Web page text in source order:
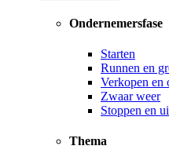
Ondernemersfase
Starten
Runnen en
Verkopen en
Zwaar weer
Stoppen en
Thema